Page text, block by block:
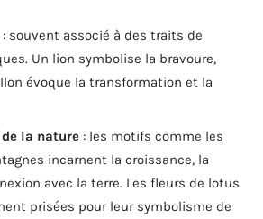
: souvent associé à des traits de
Un lion symbolise la bravoure,
évoque la transformation et la
la nature : les motifs comme les
incarnent la croissance, la
avec la terre. Les fleurs de lotus
prisées pour leur symbolisme de